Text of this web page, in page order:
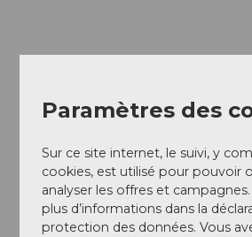
Paramètres des
Sur ce site internet, le suivi, y
cookies, est utilisé pour pouvoir
analyser les offres et
plus d’informations dans la
protection des données. Vous